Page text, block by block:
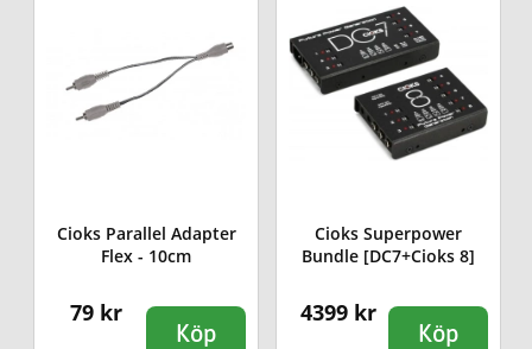
Cioks Parallel Adapter
Flex - 10cm
79 kr
Köp
Cioks Superpower
Bundle [DC7+Cioks 8]
4399 kr
Köp